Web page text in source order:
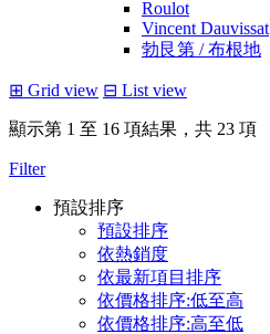
Roulot
Vincent Dauvissat
勃艮第 / 布根地
⊞ Grid view ⊟ List view
顯示第 1 至 16 項結果，共 23 項
Filter
預設排序
預設排序
依熱銷度
依最新項目排序
依價格排序:低至高
依價格排序:高至低